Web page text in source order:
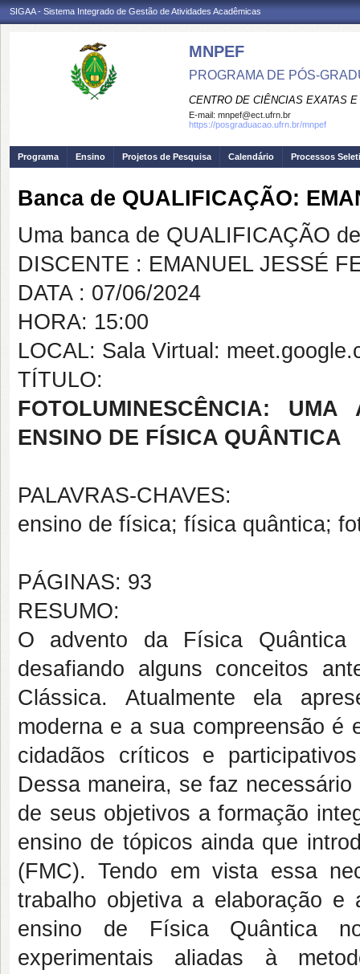
SIGAA - Sistema Integrado de Gestão de Atividades Acadêmicas
MNPEF
PROGRAMA DE PÓS-
CENTRO DE CIÊNCIAS EXATAS
E-mail: mnpef@ect.ufrn.br
https://posgraduacao.ufrn.br/mnpef
Programa Ensino Projetos de Pesquisa Calendário Processos
Banca de QUALIFICAÇÃO:
Uma banca de QUALIFICAÇÃO
DISCENTE : EMANUEL JESSÉ
DATA : 07/06/2024
HORA: 15:00
LOCAL: Sala Virtual:
TÍTULO:
FOTOLUMINESCÊNCIA:
ENSINO DE FÍSICA QUÂNTICA
PALAVRAS-CHAVES:
ensino de física; física quântica;
PÁGINAS: 93
RESUMO:
O advento da Física Quântica
desafiando alguns conceitos
Clássica. Atualmente ela
moderna e a sua compreensão é
cidadãos críticos e
Dessa maneira, se faz
de seus objetivos a formação
ensino de tópicos ainda que
(FMC). Tendo em vista essa
trabalho objetiva a elaboração e
ensino de Física Quântica
experimentais aliadas à